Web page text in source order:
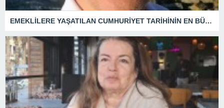
EMEKLİLERE YAŞATILAN CUMHURİYET TARİHİNİN EN BÜYÜK ZULMÜNÜN DERİN ANALİZİ !